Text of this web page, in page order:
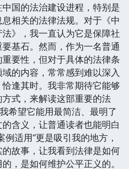
国的法治建设进程，特别是
相关的法律法规。对于《中
》，我一直认为它是保障社
基石。然而，作为一名普通
要性，但对于具体的法律条
的内容，常常感到难以深入
逢其时。我非常期待它能够
式，来解读这部重要的法
希望它能用最简洁、最明了
含义，让普通读者也能明白
例适用”更是吸引我的地方，
故事，让我看到法律是如何
，是如何维护公平正义的。